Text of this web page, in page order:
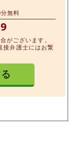
無料
がございます。
接弁護士にはお繋